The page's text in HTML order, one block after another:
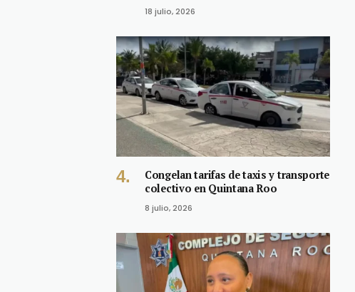
18 julio, 2026
Congelan tarifas de taxis y transporte
colectivo en Quintana Roo
8 julio, 2026